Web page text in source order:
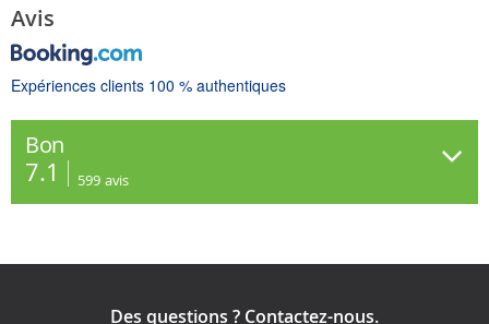
Avis
Expériences clients 100 % authentiques
Bon
7.1 599 avis
Des questions ? Contactez-nous.